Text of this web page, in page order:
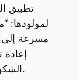
تطبيق
لمولودها:
مسرعة إلى
الشكوك بدأت تساورها حول إمكانية اختراقها.